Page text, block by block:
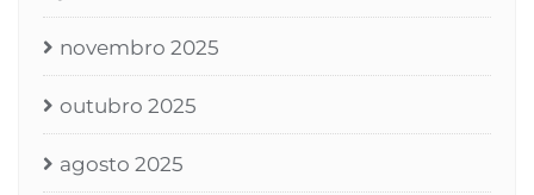
novembro 2025
outubro 2025
agosto 2025